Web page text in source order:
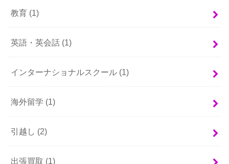
教育 (1)
英語・英会話 (1)
インターナショナルスクール (1)
海外留学 (1)
引越し (2)
出張買取 (1)